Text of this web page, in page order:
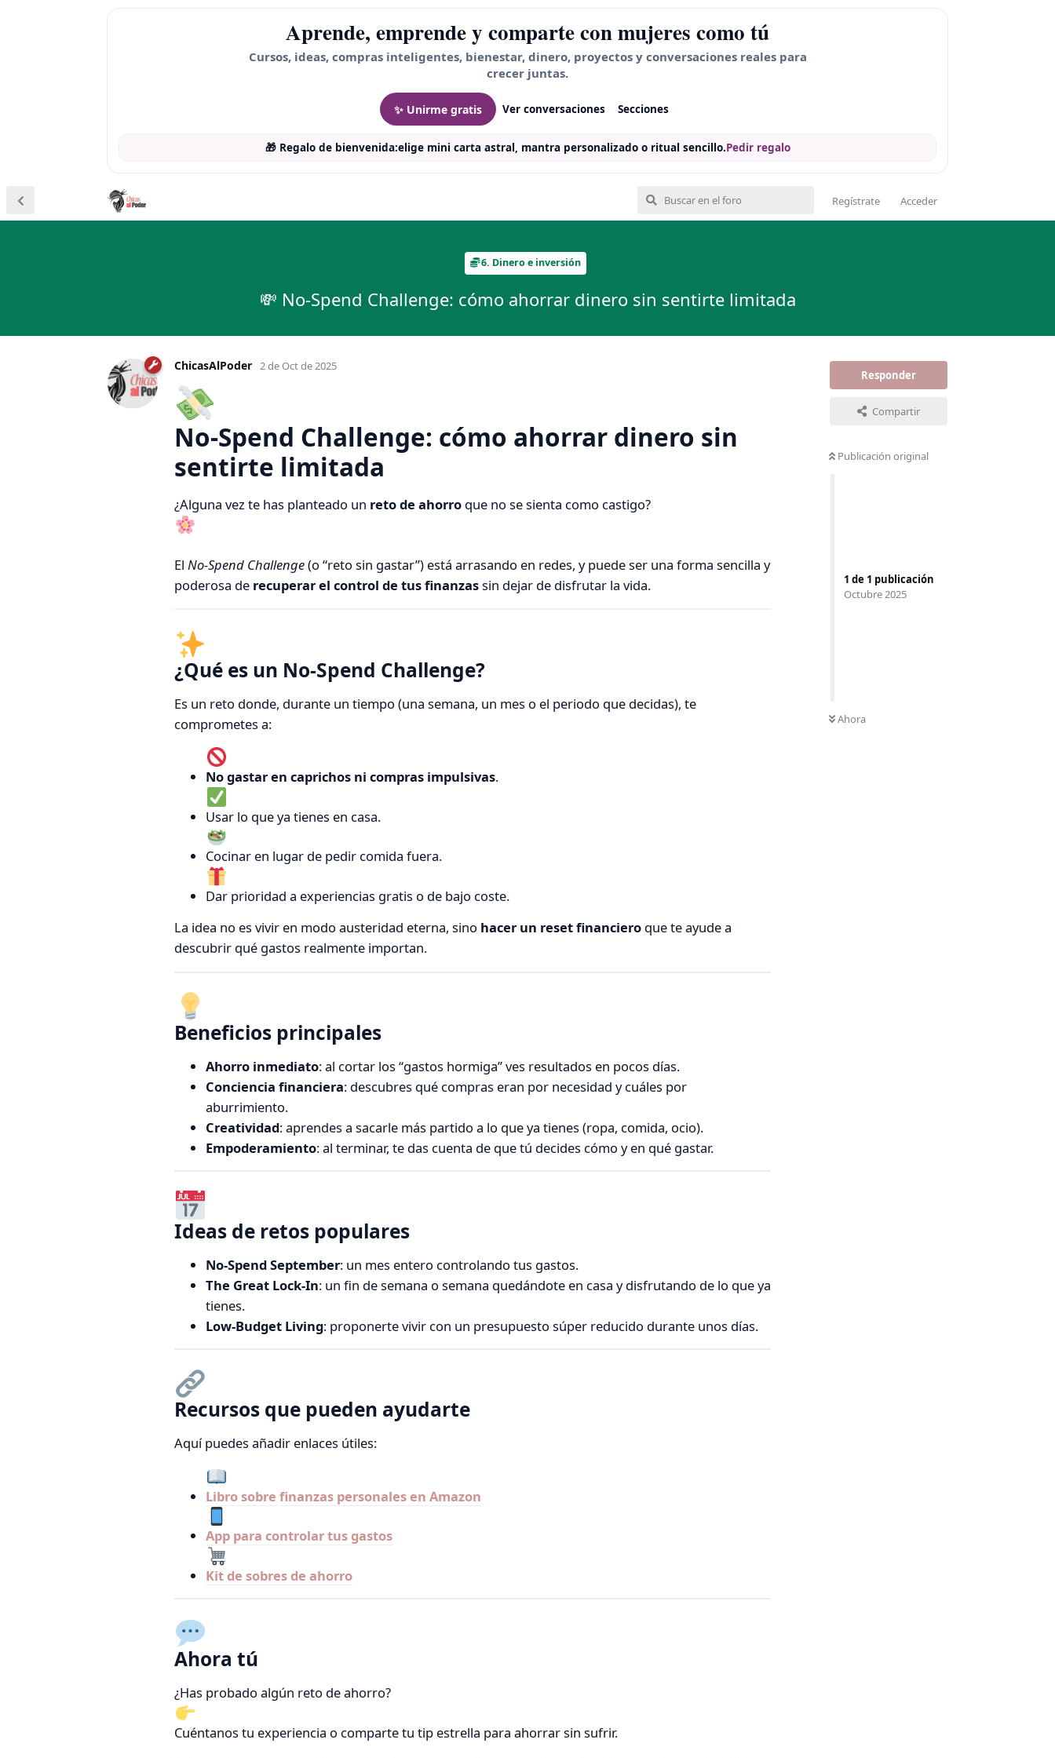
Aprende, emprende y comparte con mujeres como tú
Cursos, ideas, compras inteligentes, bienestar, dinero, proyectos y conversaciones reales para
crecer juntas.
✨ Unirme gratis Ver conversaciones Secciones
🎁 Regalo de bienvenida:elige mini carta astral, mantra personalizado o ritual sencillo.Pedir regalo
Regístrate Acceder
6. Dinero e inversión
💸 No-Spend Challenge: cómo ahorrar dinero sin sentirte limitada
Responder
Compartir
Publicación original
1 de 1 publicación
Octubre 2025
Ahora
ChicasAlPoder 2 de Oct de 2025
No-Spend Challenge: cómo ahorrar dinero sin
sentirte limitada
¿Alguna vez te has planteado un reto de ahorro que no se sienta como castigo?
El No-Spend Challenge(o “reto sin gastar”) está arrasando en redes, y puede ser una forma sencilla y
poderosa de recuperar el control de tus finanzassin dejar de disfrutar la vida.
¿Qué es un No-Spend Challenge?
Es un reto donde, durante un tiempo (una semana, un mes o el periodo que decidas), te
comprometes a:
No gastar en caprichos ni compras impulsivas.
Usar lo que ya tienes en casa.
Cocinar en lugar de pedir comida fuera.
Dar prioridad a experiencias gratis o de bajo coste.
La idea no es vivir en modo austeridad eterna, sino hacer un reset financiero que te ayude a
descubrir qué gastos realmente importan.
Beneficios principales
Ahorro inmediato: al cortar los “gastos hormiga” ves resultados en pocos días.
Conciencia financiera: descubres qué compras eran por necesidad y cuáles por
aburrimiento.
Creatividad: aprendes a sacarle más partido a lo que ya tienes (ropa, comida, ocio).
Empoderamiento: al terminar, te das cuenta de que tú decides cómo y en qué gastar.
Ideas de retos populares
No-Spend September: un mes entero controlando tus gastos.
The Great Lock-In: un fin de semana o semana quedándote en casa y disfrutando de lo que ya
tienes.
Low-Budget Living: proponerte vivir con un presupuesto súper reducido durante unos días.
Recursos que pueden ayudarte
Aquí puedes añadir enlaces útiles:
Libro sobre finanzas personales en Amazon
App para controlar tus gastos
Kit de sobres de ahorro
Ahora tú
¿Has probado algún reto de ahorro?
Cuéntanos tu experiencia o comparte tu tip estrella para ahorrar sin sufrir.